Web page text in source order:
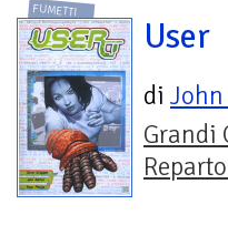
FUMETTI
User
di
Grandi